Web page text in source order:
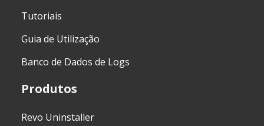
Tutoriais
Guia de Utilização
Banco de Dados de Logs
Produtos
Revo Uninstaller